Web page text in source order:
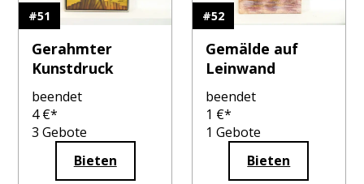
#51
Gerahmter
Kunstdruck
beendet
4€*
3 Gebote
Bieten
#52
Gemälde auf
Leinwand
beendet
1 €*
1 Gebote
Bieten